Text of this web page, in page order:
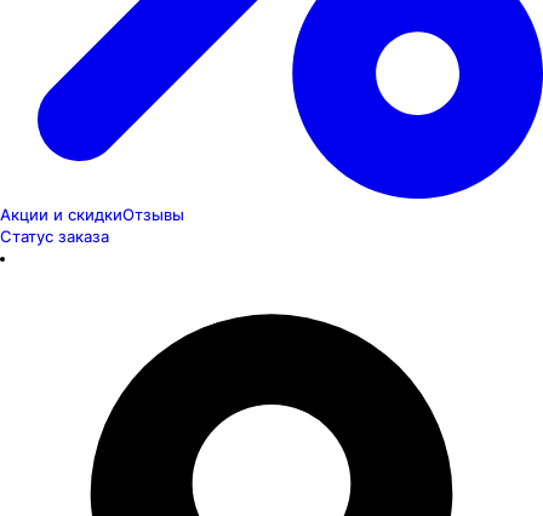
Акции и скидкиОтзывы
Статус заказа